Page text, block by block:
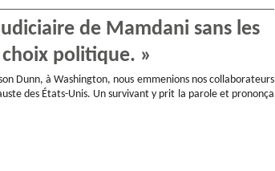
de Mamdani sans les
politique. »
Dunn, à Washington, nous emmenions nos collaborateurs
des États-Unis. Un survivant y prit la parole et prononça